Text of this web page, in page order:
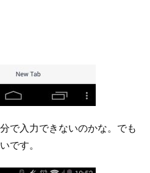
で入力できないのかな。でも
です。